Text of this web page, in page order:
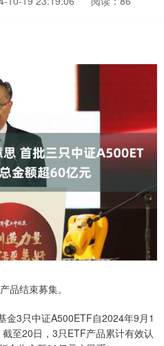
品结束募集。
金3只中证A500ETF自2024年9月1
至20日，3只ETF产品累计有效认